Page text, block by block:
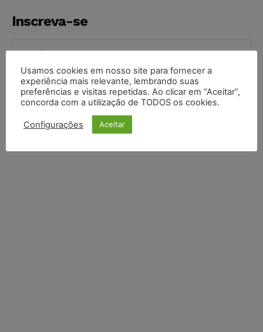
Inscreva-se
INSCREVER
Política de Privacidade
Usamos cookies em nosso site para fornecer a
experiência mais relevante, lembrando suas
preferências e visitas repetidas. Ao clicar em “Aceitar”,
concorda com a utilização de TODOS os cookies.
Configurações Aceitar